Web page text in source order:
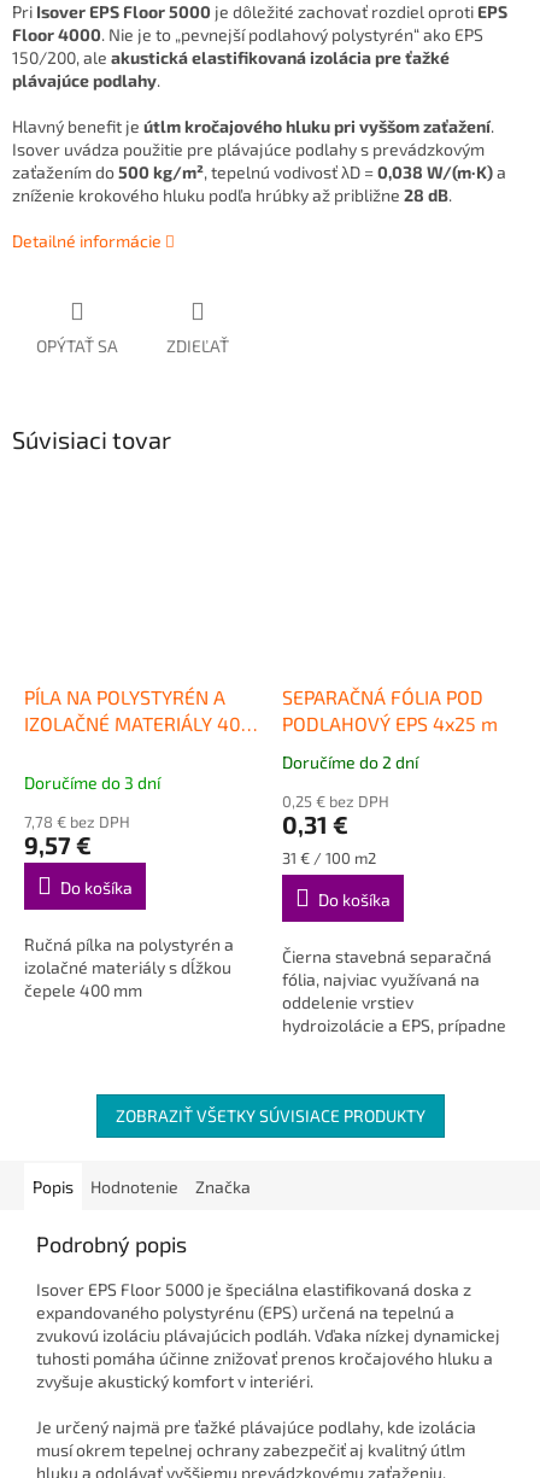
Pri Isover EPS Floor 5000 je dôležité zachovať rozdiel oproti EPS
Floor 4000. Nie je to „pevnejší podlahový polystyrén“ ako EPS
150/200, ale akustická elastifikovaná izolácia pre ťažké
plávajúce podlahy.
Hlavný benefit je útlm kročajového hluku pri vyššom zaťažení.
Isover uvádza použitie pre plávajúce podlahy s prevádzkovým
zaťažením do500 kg/m², tepelnú vodivosť λD =0,038 W/(m·K)a
zníženie krokového hluku podľa hrúbky až približne 28 dB.
Detailné informácie
OPÝTAŤ SA ZDIEĽAŤ
Súvisiaci tovar
PÍLA NA POLYSTYRÉN A
IZOLAČNÉ MATERIÁLY 400
Doručíme do 3 dní
7,78 € bez DPH
9,57 €
Do košíka
Ručná pílka na polystyrén a
izolačné materiály s dĺžkou
čepele 400 mm
SEPARAČNÁ FÓLIA POD
PODLAHOVÝ EPS 4x25 m
Priemerné
produktu
je
1,0
z
hviezdičiek.
Doručíme do 2 dní
0,25 € bez DPH
0,31 €
Jednotková
cena:
31 € / 100 m2
Do košíka
Čierna stavebná separačná
fólia, najviac využívaná na
oddelenie vrstiev
hydroizolácie a EPS, prípadne
ZOBRAZIŤ VŠETKY SÚVISIACE PRODUKTY
Popis Hodnotenie Značka
Podrobný popis
Isover EPS Floor 5000 je špeciálna elastifikovaná doska z
expandovaného polystyrénu (EPS) určená na tepelnú a
zvukovú izoláciu plávajúcich podláh. Vďaka nízkej dynamickej
tuhosti pomáha účinne znižovať prenos kročajového hluku a
zvyšuje akustický komfort v interiéri.
Je určený najmä pre ťažké plávajúce podlahy, kde izolácia
musí okrem tepelnej ochrany zabezpečiť aj kvalitný útlm
hluku a odolávať vyššiemu prevádzkovému zaťaženiu.